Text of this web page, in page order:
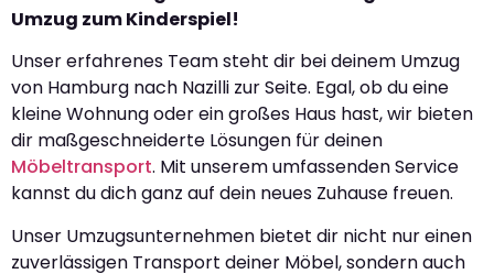
Umzug zum Kinderspiel!
Unser erfahrenes Team steht dir bei deinem Umzug
von Hamburg nach Nazilli zur Seite. Egal, ob du eine
kleine Wohnung oder ein großes Haus hast, wir bieten
dir maßgeschneiderte Lösungen für deinen
Möbeltransport. Mit unserem umfassenden Service
kannst du dich ganz auf dein neues Zuhause freuen.
Unser Umzugsunternehmen bietet dir nicht nur einen
zuverlässigen Transport deiner Möbel, sondern auch